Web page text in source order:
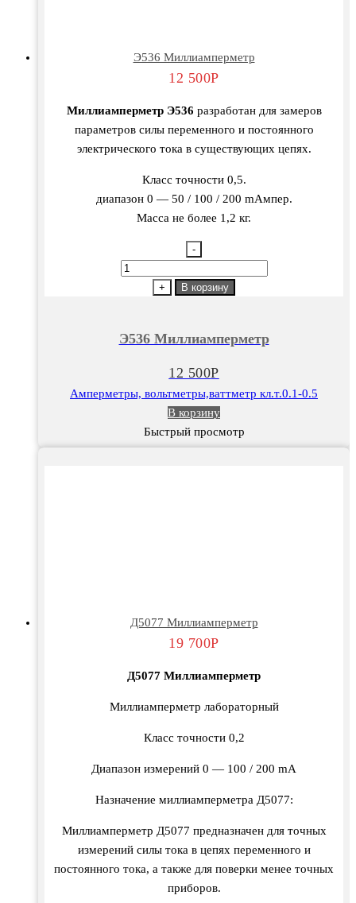
Э536 Миллиамперметр
12 500Р
Миллиамперметр Э536 разработан для замеров
параметров силы переменного и постоянного
электрического тока в существующих цепях.
Класс точности 0,5.
диапазон 0 — 50 / 100 / 200 mAмпер.
Масса не более 1,2 кг.
-
Количество
+ В корзину
Э536 Миллиамперметр
12 500Р
Амперметры, вольтметры,ваттметр кл.т.0.1-0.5
В корзину
Быстрый просмотр
Д5077 Миллиамперметр
19 700Р
Д5077 Миллиамперметр
Миллиамперметр лабораторный
Класс точности 0,2
Диапазон измерений 0 — 100 / 200 mА
Назначение миллиамперметра Д5077:
Миллиамперметр Д5077 предназначен для точных
измерений силы тока в цепях переменного и
постоянного тока, а также для поверки менее точных
приборов.